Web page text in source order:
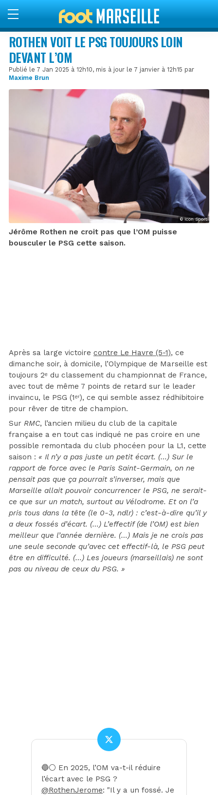
ROTHEN VOIT LE PSG TOUJOURS LOIN
DEVANT L’OM
Publié le 7 Jan 2025 à 12h10, mis à jour le 7 janvier à 12h15 par
Maxime Brun
© Icon Sport
Jérôme Rothen ne croit pas que l’OM puisse
bousculer le PSG cette saison.
Après sa large victoire contre Le Havre (5-1), ce
dimanche soir, à domicile, l’Olympique de Marseille est
toujours 2ᵉ du classement du championnat de France,
avec tout de même 7 points de retard sur le leader
invaincu, le PSG (1ᵉʳ), ce qui semble assez rédhibitoire
pour rêver de titre de champion.
Sur RMC, l’ancien milieu du club de la capitale
française a en tout cas indiqué ne pas croire en une
possible remontada du club phocéen pour la L1, cette
saison : « Il n’y a pas juste un petit écart. (…) Sur le
rapport de force avec le Paris Saint-Germain, on ne
pensait pas que ça pourrait s’inverser, mais que
Marseille allait pouvoir concurrencer le PSG, ne serait-
ce que sur un match, surtout au Vélodrome. Et on l’a
pris tous dans la tête (le 0-3, ndlr) : c’est-à-dire qu’il y
a deux fossés d’écart. (…) L’effectif (de l’OM) est bien
meilleur que l’année dernière. (…) Mais je ne crois pas
une seule seconde qu’avec cet effectif-là, le PSG peut
être en difficulté. (…) Les joueurs (marseillais) ne sont
pas au niveau de ceux du PSG. »
🔵⚪️ En 2025, l’OM va-t-il réduire
l’écart avec le PSG ?
@RothenJerome: "Il y a un fossé. Je